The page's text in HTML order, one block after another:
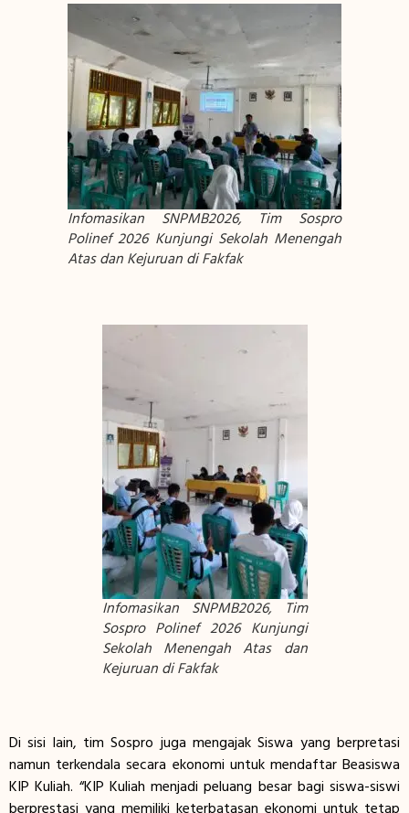
Infomasikan SNPMB2026, Tim Sospro
Polinef 2026 Kunjungi Sekolah Menengah
Atas dan Kejuruan di Fakfak
Infomasikan SNPMB2026, Tim
Sospro Polinef 2026 Kunjungi
Sekolah Menengah Atas dan
Kejuruan di Fakfak
Di sisi lain, tim Sospro juga mengajak Siswa yang berpretasi
namun terkendala secara ekonomi untuk mendaftar Beasiswa
KIP Kuliah. “KIP Kuliah menjadi peluang besar bagi siswa-siswi